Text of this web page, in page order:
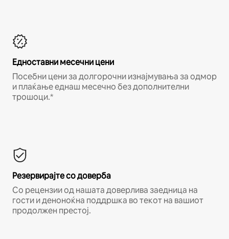
Едноставни месечни цени
Посебни цени за долгорочни изнајмувања за одмор
и плаќање еднаш месечно без дополнителни
трошоци.*
Резервирајте со доверба
Со рецензии од нашата доверлива заедница на
гости и деноноќна поддршка во текот на вашиот
продолжен престој.